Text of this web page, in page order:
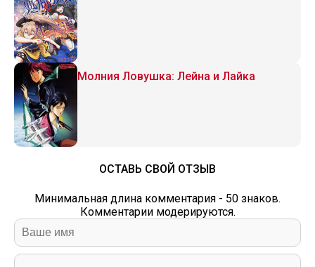
Молния Ловушка: Лейна и Лайка
ОСТАВЬ СВОЙ ОТЗЫВ
Минимальная длина комментария - 50 знаков.
Комментарии модерируются.